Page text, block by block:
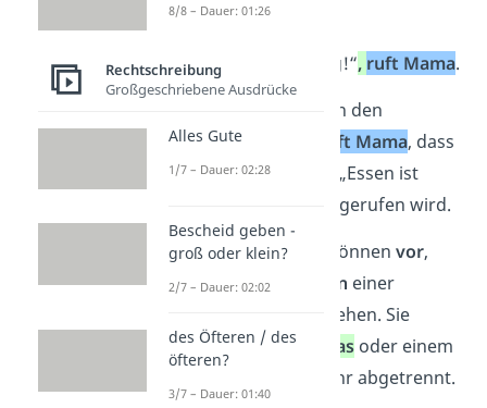
verwendest.
„Essen ist fertig!“, ruft Mama.
Hier weißt du durch den
Redebegleitsatz
ruft Mama, dass
die wörtliche Rede „Essen ist
fertig!“ von Mama gerufen wird.
Redebegleitsätze könnenvor,
nachoder zwischen einer
wörtlichen Rede stehen. Sie
werden mitKommas oder einem
Doppelpunkt von ihr abgetrennt.
8/8 – Dauer: 01:26
Rechtschreibung
Großgeschriebene Ausdrücke
Alles Gute
1/7 – Dauer: 02:28
Bescheid geben -
groß oder klein?
2/7 – Dauer: 02:02
des Öfteren / des
öfteren?
3/7 – Dauer: 01:40